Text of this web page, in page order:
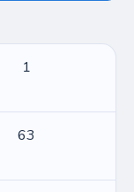
1
63